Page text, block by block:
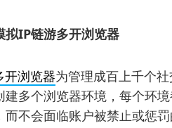
拟IP链游多开浏览器
开浏览器为管理成百上千个
建多个浏览器环境，每个环
不会面临账户被禁止或惩罚